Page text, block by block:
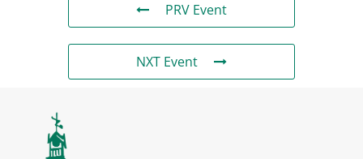
PRV Event
NXT Event